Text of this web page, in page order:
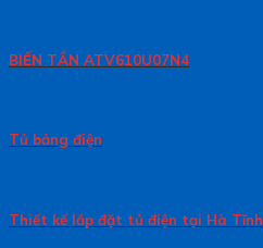
BIẾN TẦN ATV610U07N4
Tủ bảng điện
Thiết kế lắp đặt tủ điện tại Hà Tĩnh